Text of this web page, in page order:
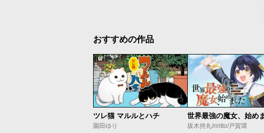
おすすめの作品
ツレ猫 マルルとハチ
園田ゆり 坂木持丸/riritto/戸賀環